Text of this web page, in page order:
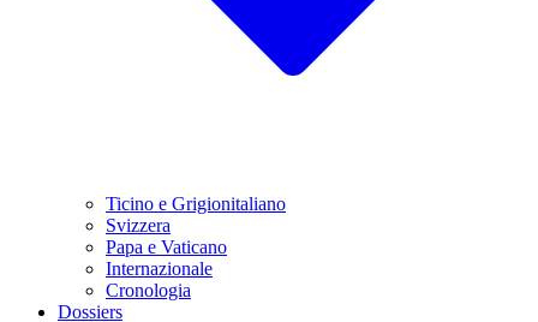
Ticino e Grigionitaliano
Svizzera
Papa e Vaticano
Internazionale
Cronologia
Dossiers